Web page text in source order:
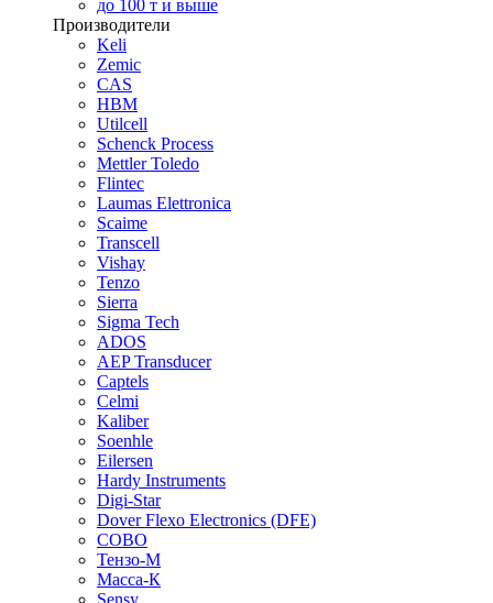
до 100 т и выше
Производители
Keli
Zemic
CAS
HBM
Utilcell
Schenck Process
Mettler Toledo
Flintec
Laumas Elettronica
Scaime
Transcell
Vishay
Tenzo
Sierra
Sigma Tech
ADOS
AEP Transducer
Captels
Celmi
Kaliber
Soenhle
Eilersen
Hardy Instruments
Digi-Star
Dover Flexo Electronics (DFE)
COBO
Тензо-М
Масса-К
Sensy